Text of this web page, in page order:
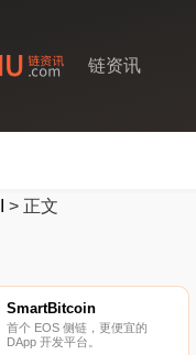
链资讯
> 正文
SmartBitcoin
首个 EOS 侧链，更便宜的
DApp 开发平台。